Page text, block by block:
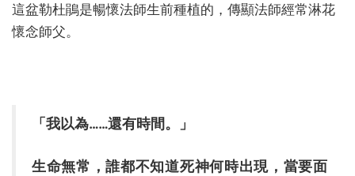
這盆勒杜鵑是暢懷法師生前種植的，傳顯法師經常淋花
懷念師父。
「我以為……還有時間。」
生命無常，誰都不知道死神何時出現，當要面